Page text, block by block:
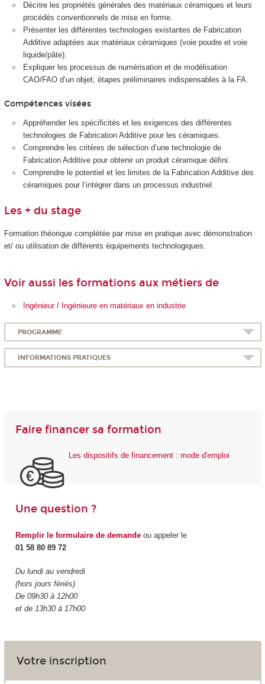
Décrire les propriétés générales des matériaux céramiques et leurs
procédés conventionnels de mise en forme.
Présenter les différentes technologies existantes de Fabrication
Additive adaptées aux matériaux céramiques (voie poudre et voie
liquide/pâte).
Expliquer les processus de numérisation et de modélisation
CAO/FAO d’un objet, étapes préliminaires indispensables à la FA.
Compétences visées
Appréhender les spécificités et les exigences des différentes
technologies de Fabrication Additive pour les céramiques.
Comprendre les critères de sélection d’une technologie de
Fabrication Additive pour obtenir un produit céramique défini.
Comprendre le potentiel et les limites de la Fabrication Additive des
céramiques pour l’intégrer dans un processus industriel.
Les + du stage
Formation théorique complétée par mise en pratique avec démonstration
et/ ou utilisation de différents équipements technologiques.
Voir aussi les formations aux métiers de
Ingénieur / Ingénieure en matériaux en industrie
PROGRAMME
INFORMATIONS PRATIQUES
Faire financer sa formation
Les dispositifs de financement : mode d'emploi
Une question ?
Remplir le formulaire de demandeou appeler le
01 58 80 89 72
Du lundi au vendredi
(hors jours fériés)
De 09h30 à 12h00
et de 13h30 à 17h00
Votre inscription